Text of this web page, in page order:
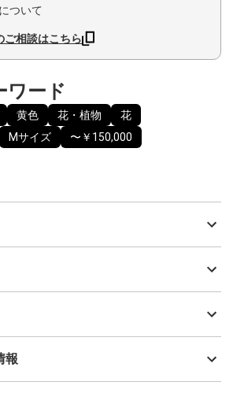
ついて
ご相談はこちら
ワード
黄色 花・植物
花
Mサイズ
〜￥150,000
クストメディア
ストメディア作品です。下地の角色面が
色をお選びいただけます。
(soujirou)
ーする
報